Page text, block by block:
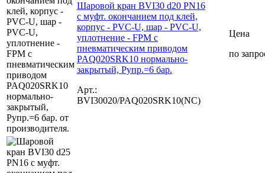
Шаровой кран BVI30 d20 PN16
с муфт. окончанием под клей,
корпус - PVC-U, шар - PVC-U,
уплотнение - FPM с
пневматическим приводом
PAQ020SRK10 нормально-
закрытый, Рупр.=6 бар.
Арт.:
BVI30020/PAQ020SRK10(NC)
Цена
по